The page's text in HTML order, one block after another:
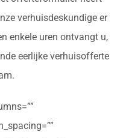
verhuisdeskundige er
enkele uren ontvangt u,
eerlijke verhuisofferte